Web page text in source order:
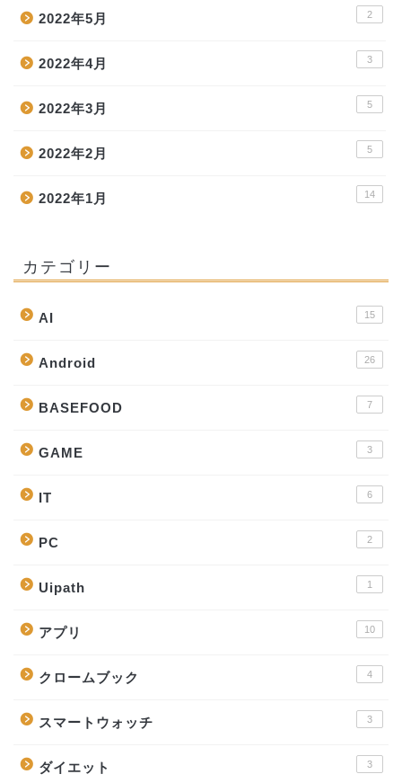
2022年5月 2
2022年4月 3
2022年3月 5
2022年2月 5
2022年1月 14
カテゴリー
AI 15
Android 26
BASEFOOD 7
GAME 3
IT 6
PC 2
Uipath 1
アプリ 10
クロームブック 4
スマートウォッチ 3
ダイエット 3